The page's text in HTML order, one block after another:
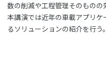
数の削減や工程管理そのものの
本講演では近年の車載アプリ
るソリューションの紹介を行う。